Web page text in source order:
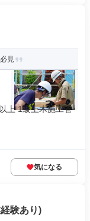
見
上 1級土木施工管
気になる
験あり)